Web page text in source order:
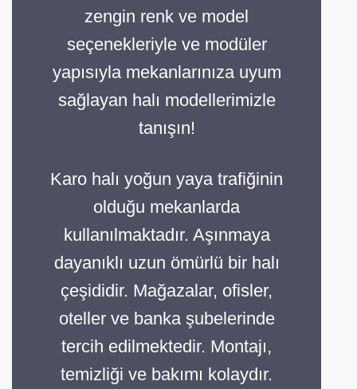
zengin renk ve model
seçenekleriyle ve modüler
yapısıyla mekanlarınıza uyum
sağlayan halı modellerimizle
tanışın!
Karo halı yoğun yaya trafiğinin
olduğu mekanlarda
kullanılmaktadır. Aşınmaya
dayanıklı uzun ömürlü bir halı
çeşididir. Mağazalar, ofisler,
oteller ve banka şubelerinde
tercih edilmektedir. Montajı,
temizliği ve bakımı kolaydır.